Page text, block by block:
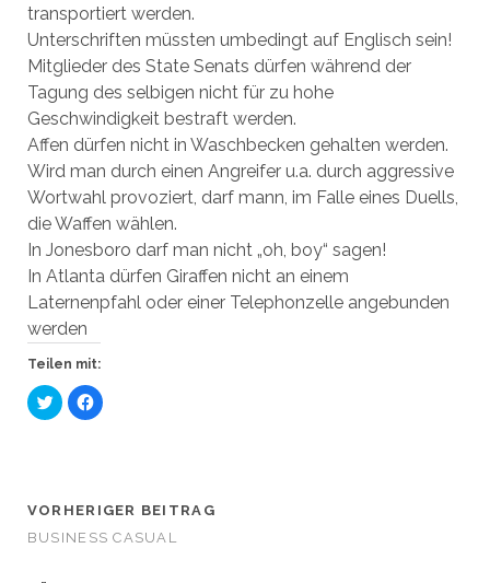
transportiert werden.
Unterschriften müssten umbedingt auf Englisch sein!
Mitglieder des State Senats dürfen während der
Tagung des selbigen nicht für zu hohe
Geschwindigkeit bestraft werden.
Affen dürfen nicht in Waschbecken gehalten werden.
Wird man durch einen Angreifer u.a. durch aggressive
Wortwahl provoziert, darf mann, im Falle eines Duells,
die Waffen wählen.
In Jonesboro darf man nicht „oh, boy“ sagen!
In Atlanta dürfen Giraffen nicht an einem
Laternenpfahl oder einer Telephonzelle angebunden
werden
Teilen mit:
K
l
ü
b
e
r
K
l
a
u
f
F
VORHERIGER BEITRAG
BUSINESS CASUAL